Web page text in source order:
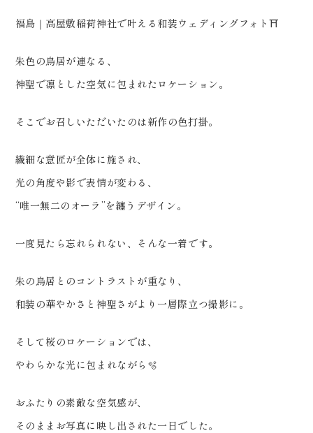
_____________________
Life is fantastic. 最高の人生
を、ともに。 ウェディングフォト
県郡山市富田町権現林9-1 問い合
わせ番号:0120-05-7536
LINE:@757gbgmv ご予約・ご
見学、ご相談（オンライン可） 受
付中です！
………………………………………
高屋敷稲荷神社 #dressy花嫁 #
プラコレ #和装前撮り
福島｜高屋敷稲荷神社で叶える和装ウェディングフォト⛩️
朱色の鳥居が連なる、
神聖で凛とした空気に包まれたロケーション。
そこでお召しいただいたのは新作の色打掛。
繊細な意匠が全体に施され、
光の角度や影で表情が変わる、
“唯一無二のオーラ”を纏うデザイン。
一度見たら忘れられない、そんな一着です。
朱の鳥居とのコントラストが重なり、
和装の華やかさと神聖さがより一層際立つ撮影に。
そして桜のロケーションでは、
やわらかな光に包まれながら🫧
おふたりの素敵な空気感が、
そのままお写真に映し出された一日でした。